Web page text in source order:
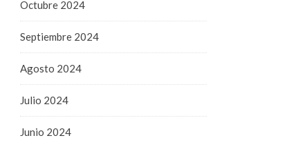
Octubre 2024
Septiembre 2024
Agosto 2024
Julio 2024
Junio 2024